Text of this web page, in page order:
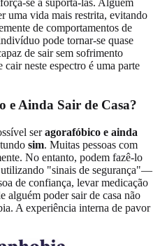
uma vida mais restrita, evitando
de comportamentos de
pode tornar-se quase
de sair sem sofrimento
neste espectro é uma parte
e Ainda Sair de Casa?
seragorafóbico e ainda
sim. Muitas pessoas com
No entanto, podem fazê-lo
utilizando "sinais de segurança"—
de confiança, levar medicação
alguém poder sair de casa não
A experiência interna de pavor